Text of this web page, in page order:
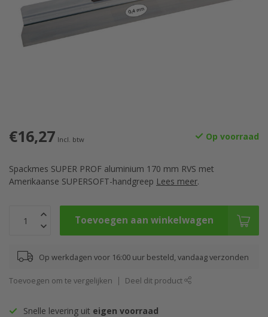
€16,27 Incl. btw Op voorraad
Spackmes SUPER PROF aluminium 170 mm RVS met
Amerikaanse SUPERSOFT-handgreep Lees meer.
Toevoegen aan winkelwagen
Op werkdagen voor 16:00 uur besteld, vandaag verzonden
Toevoegen om te vergelijken Deel dit product
Snelle levering uit eigen voorraad